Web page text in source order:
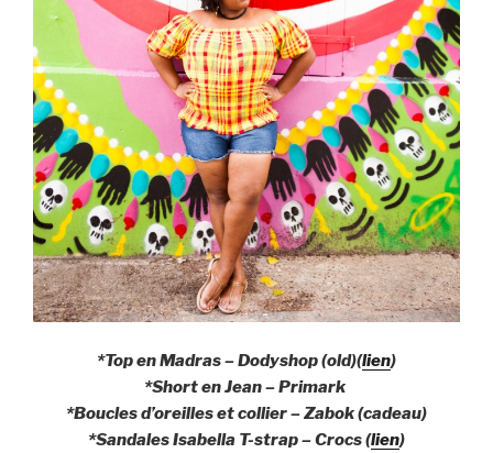
*Top en Madras – Dodyshop (old)(lien)
*Short en Jean – Primark
*Boucles d’oreilles et collier – Zabok (cadeau)
*Sandales Isabella T-strap – Crocs (lien)